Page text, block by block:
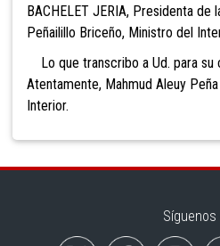
BACHELET JERIA, Presidenta de
Peñailillo Briceño, Ministro del
Lo que transcribo a Ud. para su
Atentamente, Mahmud Aleuy
Interior.
Síguenos